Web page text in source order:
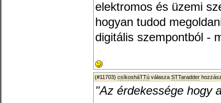
elektromos és üzemi
hogyan tudod
digitális szempontból -
(#11703) csíkosháTTú válasza STTaradder
"Az érdekessége hogy